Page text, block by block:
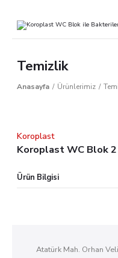
Temizlik
Anasayfa Ürünlerimiz
Koroplast
Koroplast WC Blok
Ürün Bilgisi
Atatürk Mah. Orhan